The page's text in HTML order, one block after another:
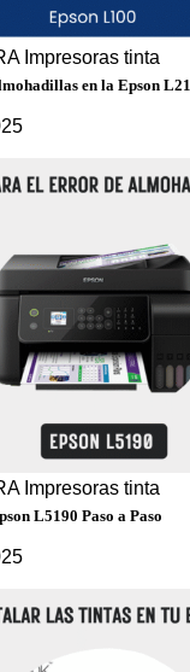
Impresoras tinta
en la Epson
Impresoras tinta
L5190 Paso a Paso